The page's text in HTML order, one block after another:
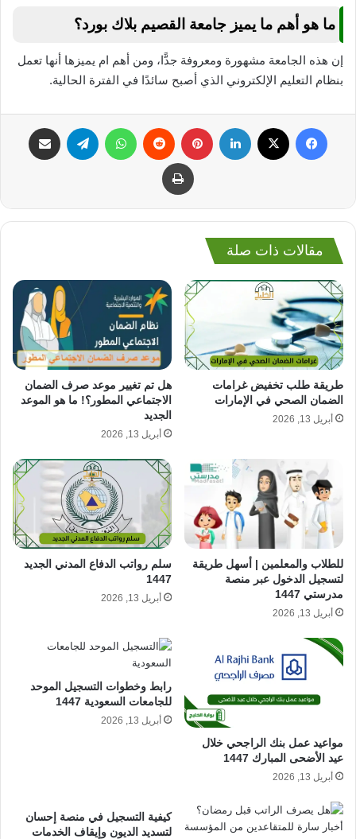
ما هو أهم ما يميز جامعة القصيم بلاك بورد؟
إن هذه الجامعة مشهورة ومعروفة جدًّا، ومن أهم ام يميزها أنها تعمل
بنظام التعليم الإلكتروني الذي أصبح سائدًا في الفترة الحالية.
فيسبوك لينكدإن بينتيريست واتساب تيلقرام
طباعة
مقالات ذات صلة
طريقة طلب تخفيض غرامات
الضمان الصحي في الإمارات
أبريل 13, 2026
هل تم تغيير موعد صرف الضمان
الاجتماعي المطور؟! ما هو الموعد
الجديد
أبريل 13, 2026
للطلاب والمعلمين | أسهل طريقة
لتسجيل الدخول عبر منصة
مدرستي 1447
أبريل 13, 2026
سلم رواتب الدفاع المدني الجديد
1447
أبريل 13, 2026
مواعيد عمل بنك الراجحي خلال
عيد الأضحى المبارك 1447
أبريل 13, 2026
رابط وخطوات التسجيل الموحد
للجامعات السعودية 1447
أبريل 13, 2026
كيفية التسجيل في منصة إحسان
لتسديد الديون وإيقاف الخدمات